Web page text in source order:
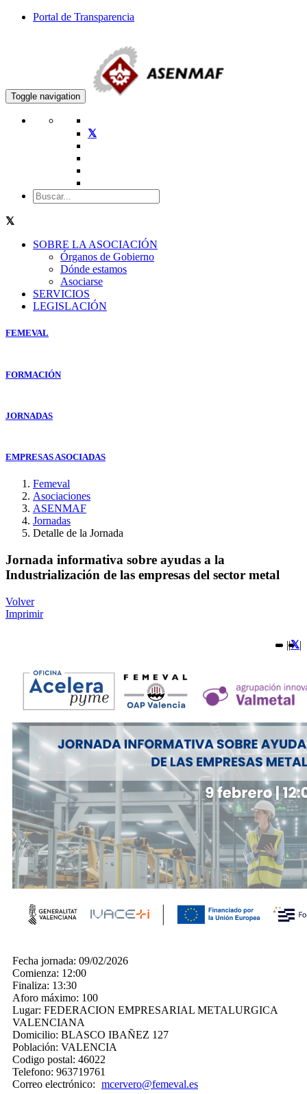
Portal de Transparencia
Toggle navigation
SOBRE LA ASOCIACIÓN
Órganos de Gobierno
Dónde estamos
Asociarse
SERVICIOS
LEGISLACIÓN
FEMEVAL
FORMACIÓN
JORNADAS
EMPRESAS ASOCIADAS
Femeval
Asociaciones
ASENMAF
Jornadas
Detalle de la Jornada
Jornada informativa sobre ayudas a la
Industrialización de las empresas del sector metal
Volver
Imprimir
|| |
Fecha jornada: 09/02/2026
Comienza: 12:00
Finaliza: 13:30
Aforo máximo: 100
Lugar: FEDERACION EMPRESARIAL METALURGICA
VALENCIANA
Domicilio: BLASCO IBAÑEZ 127
Población: VALENCIA
Codigo postal: 46022
Telefono: 963719761
Correo electrónico: mcervero@femeval.es